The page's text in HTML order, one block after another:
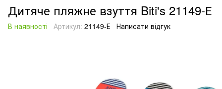
Дитяче пляжне взуття Biti's 21149-Е
В наявності Артикул: 21149-Е Написати відгук